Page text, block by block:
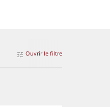
Ouvrir le filtre